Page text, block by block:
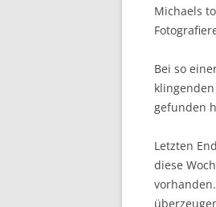
Michaels
Bei so
gefunden
Letzten
diese